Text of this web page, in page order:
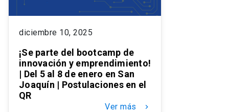
diciembre 10, 2025
¡Se parte del bootcamp de
innovación y emprendimiento!
| Del 5 al 8 de enero en San
Joaquín | Postulaciones en el
QR
Ver más keyboard_arrow_right